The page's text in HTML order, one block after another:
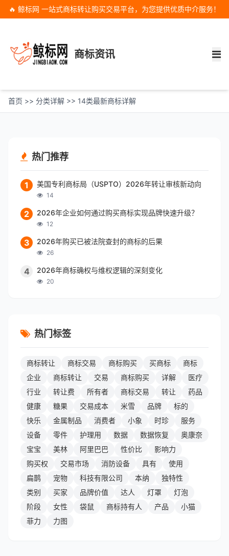
🔥 鲸标网 一站式商标转让购买交易平台，为您提供优质中介服务！
商标资讯
首页 >> 分类详解 >> 14类最新商标详解
热门推荐
1 美国专利商标局（USPTO）2026年转让审核新动向
14
2 2026年企业如何通过购买商标实现品牌快速升级？
12
3 2026年购买已被法院查封的商标的后果
26
4 2026年商标确权与维权逻辑的深刻变化
20
热门标签
商标转让 商标交易 商标购买 买商标
商标
企业
商标转让 交易 商标购买 详解
医疗
行业
转让费 所有者 商标交易 转让
药品
健康
糖果 交易成本 米雪 品牌
标的
快乐
金属制品 消费者 小象 时珍
服务
设备
零件 护理用 数据 数据恢复
奥康奈
宝宝
美林 阿里巴巴 性价比
影响力
购买权
交易市场 消防设备 具有
使用
扁鹊
宠物 科技有限公司 本纳
独特性
类别
买家 品牌价值 达人 灯罩
灯泡
阶段
女性 袋鼠 商标持有人 产品
小猫
菲力
力图